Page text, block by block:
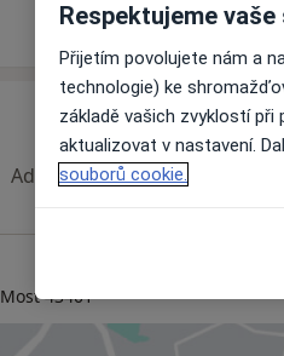
Adresa 3 Adresa 4
Most43401
Respektujeme
Přijetím povolujete nám a
technologie) ke
základě vašich zvyklostí
aktualizovat v nastavení.
souborů cookie.